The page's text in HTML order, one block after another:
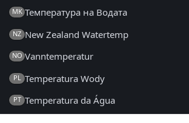
MK Температура на Водата
NZ New Zealand Watertemp
NO Vanntemperatur
PL Temperatura Wody
PT Temperatura da Água